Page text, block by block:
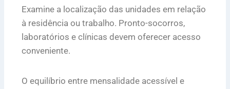
Examine a localização das unidades em relação
à residência ou trabalho. Pronto-socorros,
laboratórios e clínicas devem oferecer acesso
conveniente.
O equilíbrio entre mensalidade acessível e